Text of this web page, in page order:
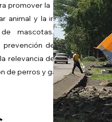
promover la compasión hacia
animal y la importancia de la
mascotas. Estas charlas
de enfermedades,
relevancia de la esterilización
de perros y gatos.